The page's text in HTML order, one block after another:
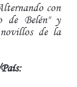
con
de Belén" y
de la